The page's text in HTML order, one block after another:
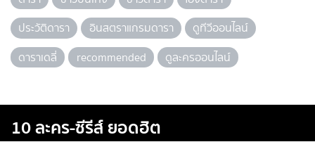
ประวัติดารา
อินสตราแกรมดารา
ดูทีวีออนไลน์
ดาราเดลี่
recommended ดูละครออนไลน์
10 ละคร-ซีรีส์ ยอดฮิต